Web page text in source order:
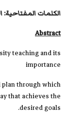
الكلمات المفتاحية:
Abstract
teaching and its
importance
through which
that achieves the
desired goals.